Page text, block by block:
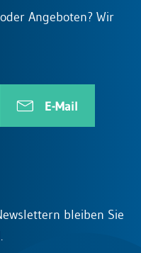
Angeboten? Wir
E-Mail
bleiben Sie